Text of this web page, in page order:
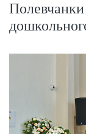
Полевчанки